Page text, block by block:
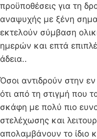
προϋποθέσεις για τη
αναψυχής με ξένη
εκτελούν σύμβαση
ημερών και επτά
άδεια..
Όσοι αντιδρούν στην
ότι από τη στιγμή που
σκάφη με πολύ πιο
στελέχωσης και
απολαμβάνουν το ίδιο